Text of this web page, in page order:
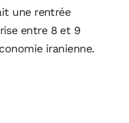
une rentrée
entre 8 et 9
iranienne.